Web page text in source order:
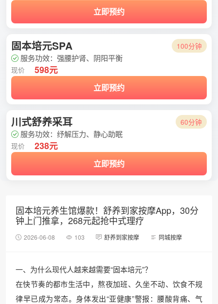
立即预约
固本培元SPA 100分钟
服务功效：强腰护肾、阴阳平衡
现价 598元
立即预约
川式舒养采耳 60分钟
服务功效：纾解压力、静心助眠
现价 238元
立即预约
固本培元养生馆爆款！舒养到家按摩App，30分
钟上门推拿，268元起抢中式理疗
2026-06-08 103 舒养到家按摩 同城按摩
一、为什么现代人越来越需要“固本培元”？
在快节奏的都市生活中，熬夜加班、久坐不动、饮食不规
律早已成为常态。身体发出“亚健康”警报：腰酸背痛、气